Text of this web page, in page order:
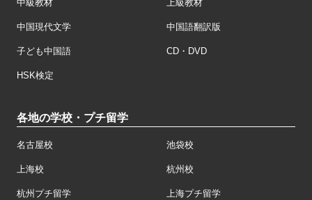
中級教材 上級教材
中国現代文学 中国語翻訳版
子ども中国語 CD・DVD
HSK検定
各地の学校・プチ留学
名古屋校 池袋校
上海校 杭州校
杭州プチ留学 上海プチ留学